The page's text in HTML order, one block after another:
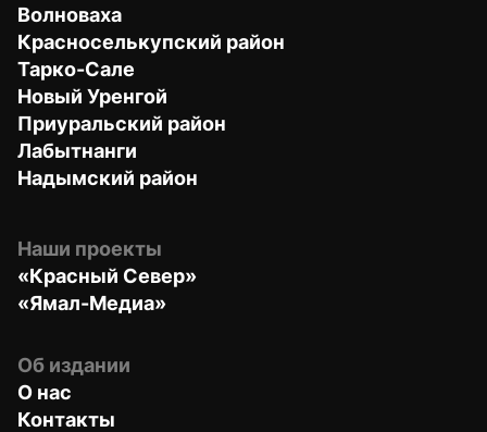
Волноваха
Красноселькупский район
Тарко-Сале
Новый Уренгой
Приуральский район
Лабытнанги
Надымский район
Наши проекты
«Красный Север»
«Ямал-Медиа»
Об издании
О нас
Контакты